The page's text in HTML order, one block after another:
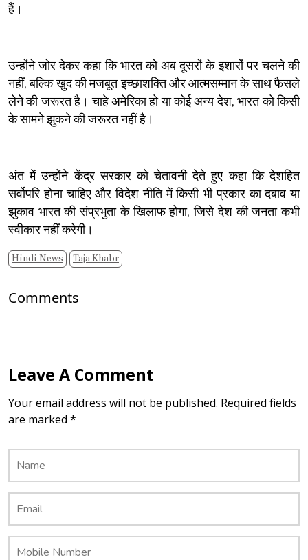
हैं।
उन्होंने जोर देकर कहा कि भारत को अब दूसरों के इशारों पर चलने की
नहीं, बल्कि खुद की मजबूत इच्छाशक्ति और आत्मसम्मान के साथ फैसले
लेने की जरूरत है। चाहे अमेरिका हो या कोई अन्य देश, भारत को किसी
के सामने झुकने की जरूरत नहीं है।
अंत में उन्होंने केंद्र सरकार को चेतावनी देते हुए कहा कि देशहित
सर्वोपरि होना चाहिए और विदेश नीति में किसी भी प्रकार का दबाव या
झुकाव भारत की संप्रभुता के खिलाफ होगा, जिसे देश की जनता कभी
स्वीकार नहीं करेगी।
Hindi News Taja Khabr
Comments
Leave A Comment
Your email address will not be published. Required fields
are marked *